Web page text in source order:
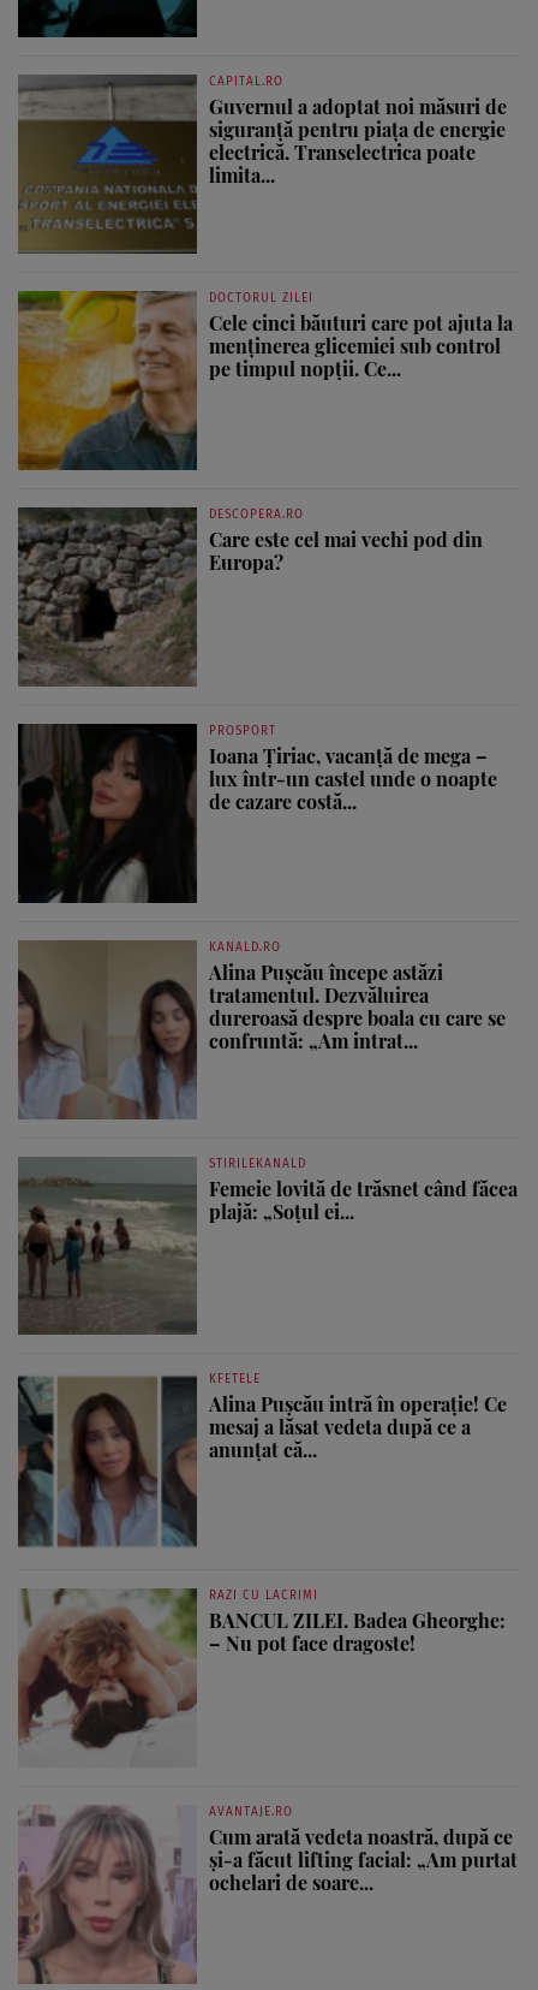
CAPITAL.RO
Guvernul a adoptat noi măsuri de
siguranță pentru piața de energie
electrică. Transelectrica poate
limita...
DOCTORUL ZILEI
Cele cinci băuturi care pot ajuta la
menținerea glicemiei sub control
pe timpul nopții. Ce...
DESCOPERA.RO
Care este cel mai vechi pod din
Europa?
PROSPORT
Ioana Țiriac, vacanță de mega –
lux într-un castel unde o noapte
de cazare costă...
KANALD.RO
Alina Pușcău începe astăzi
tratamentul. Dezvăluirea
dureroasă despre boala cu care se
confruntă: „Am intrat...
STIRILEKANALD
Femeie lovită de trăsnet când făcea
plajă: „Soțul ei...
KFETELE
Alina Pușcău intră în operație! Ce
mesaj a lăsat vedeta după ce a
anunțat că...
RAZI CU LACRIMI
BANCUL ZILEI. Badea Gheorghe:
– Nu pot face dragoste!
AVANTAJE.RO
Cum arată vedeta noastră, după ce
și-a făcut lifting facial: „Am purtat
ochelari de soare...